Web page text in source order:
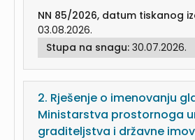
NN 85/2026, datum tiskanog
03.08.2026.
Stupa na snagu: 30.07.2026.
2. Rješenje o imenovanju
Ministarstva prostornoga
graditeljstva i državne